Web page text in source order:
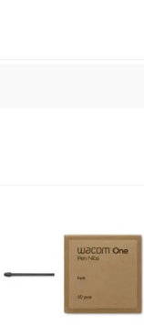
con señales de uso,